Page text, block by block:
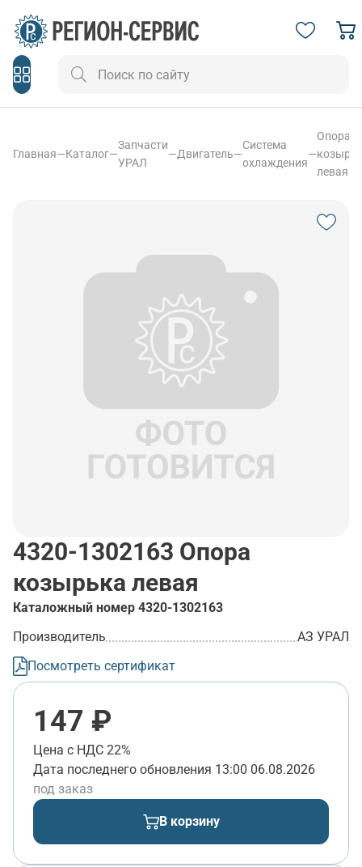
Главная—Каталог—
Запчасти
УРАЛ
—Двигатель—
Система
охлаждения
—
Опора
левая
4320-1302163 Опора
козырька левая
Каталожный номер 4320-1302163
Производитель
АЗ УРАЛ
Посмотреть сертификат
147 ₽
Цена с НДС 22%
Дата последнего обновления 13:00 06.08.2026
под заказ
В корзину